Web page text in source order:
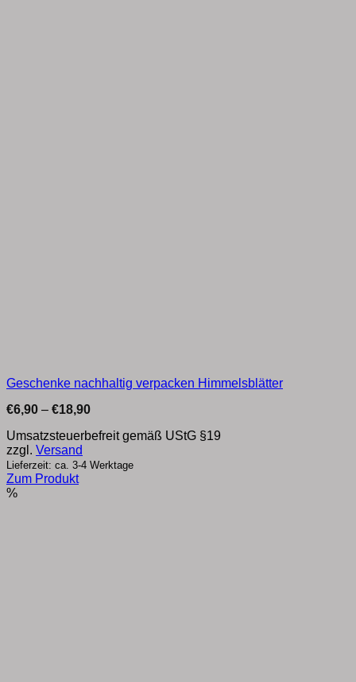
Geschenke nachhaltig verpacken Himmelsblätter
€6,90 – €18,90Preisspanne:
bis
€18,90
Umsatzsteuerbefreit gemäß UStG §19
zzgl. Versand
Lieferzeit: ca. 3-4 Werktage
Zum Produkt
Dieses
%